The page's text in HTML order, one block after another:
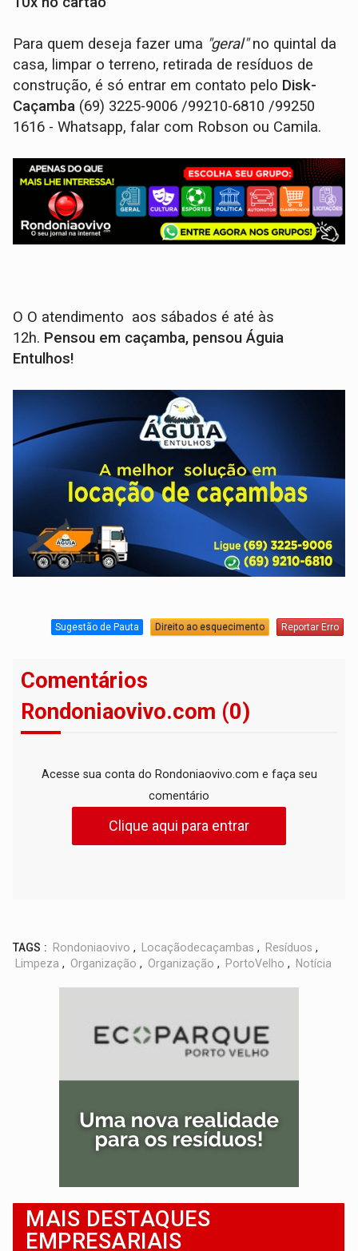
Para quem deseja fazer uma "geral"no quintal da
casa, limpar o terreno, retirada de resíduos de
construção, é só entrar em contato pelo Disk-
Caçamba (69) 3225-9006 /99210-6810 /99250
1616 - Whatsapp, falar com Robson ou Camila.
O O atendimento aos sábados é até às
12h. Pensou em caçamba, pensou Águia
Entulhos!
Sugestão de Pauta Direito ao esquecimento Reportar Erro
Comentários
Rondoniaovivo.com (0)
Acesse sua conta do Rondoniaovivo.com e faça seu
comentário
Clique aqui para entrar
TAGS : Rondoniaovivo , Locaçãodecaçambas , Resíduos ,
Limpeza , Organização , Organização , PortoVelho , Notícia
MAIS DESTAQUES
EMPRESARIAIS